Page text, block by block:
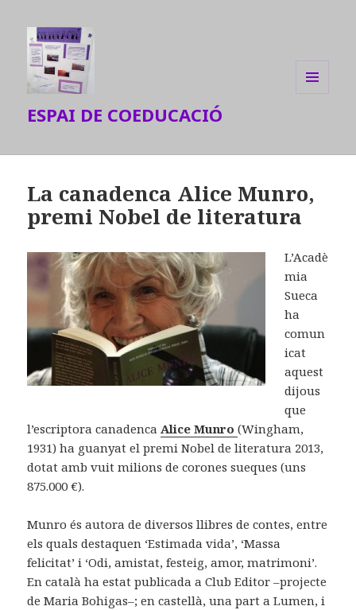
ESPAI DE COEDUCACIÓ
La canadenca Alice Munro,
premi Nobel de literatura
L’Acadè
mia
Sueca
ha
comun
icat
aquest
dijous
que
l’escriptora canadencaAlice Munro(Wingham,
1931) ha guanyat el premi Nobel de literatura 2013,
dotat amb vuit milions de corones sueques (uns
875.000 €).
Munro és autora de diversos llibres de contes, entre
els quals destaquen ‘Estimada vida’, ‘Massa
felicitat’ i ‘Odi, amistat, festeig, amor, matrimoni’.
En català ha estat publicada a Club Editor –projecte
de Maria Bohigas–; en castellà, una part a Lumen, i